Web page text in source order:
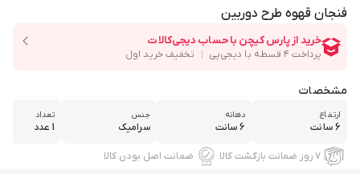
فنجان قهوه طرح دوربین
مشخصات
ارتفاع
6 سانت
دهانه
6 سانت
جنس
سرامیک
تعداد
1 عدد
۷ روز ضمانت بازگشت کالا ضمانت اصل بودن کالا